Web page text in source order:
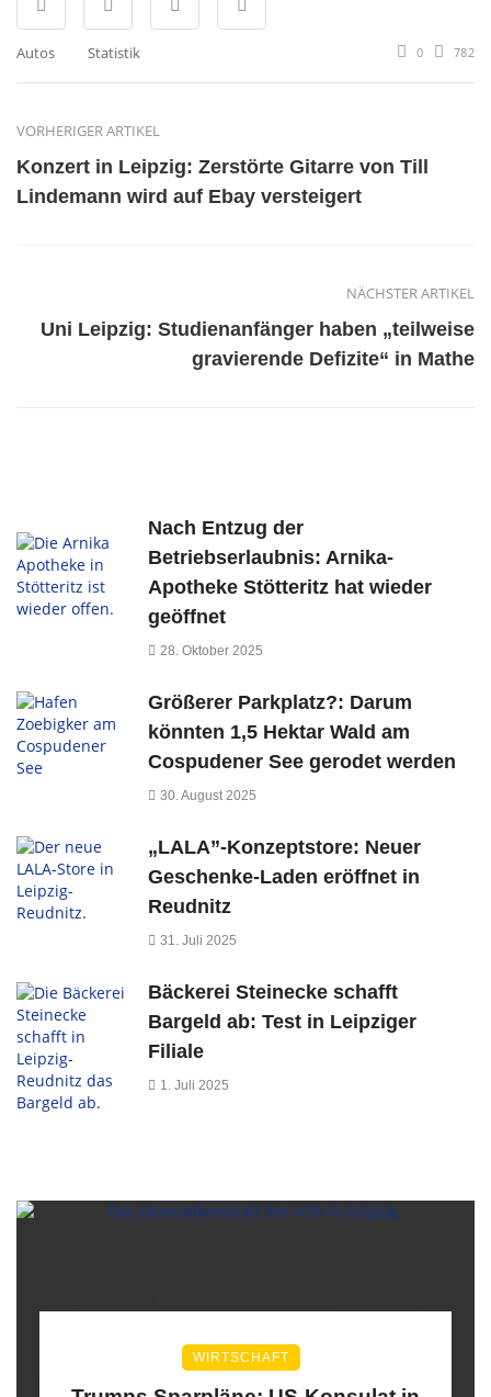
Autos Statistik 0 782
VORHERIGER ARTIKEL
Konzert in Leipzig: Zerstörte Gitarre von Till
Lindemann wird auf Ebay versteigert
NÄCHSTER ARTIKEL
Uni Leipzig: Studienanfänger haben „teilweise
gravierende Defizite“ in Mathe
Nach Entzug der
Betriebserlaubnis: Arnika-
Apotheke Stötteritz hat wieder
geöffnet
28. Oktober 2025
Größerer Parkplatz?: Darum
könnten 1,5 Hektar Wald am
Cospudener See gerodet werden
30. August 2025
„LALA”-Konzeptstore: Neuer
Geschenke-Laden eröffnet in
Reudnitz
31. Juli 2025
Bäckerei Steinecke schafft
Bargeld ab: Test in Leipziger
Filiale
1. Juli 2025
WIRTSCHAFT